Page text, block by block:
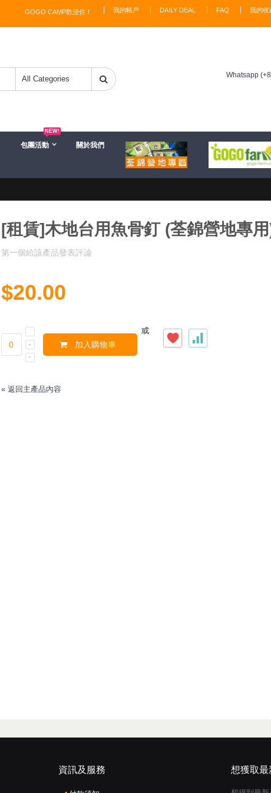
我的帳戶 DAILY DEAL FAQ 我的收
GOGO CAMP歡迎你！
Whatsapp
包團活動
NEW!
關於我們
[租賃]木地台用魚骨釘 (荃錦營地專
第一個給該產品發表評論
$20.00
加入購物車
或
« 返回主產品內容
資訊及服務 想獲取最